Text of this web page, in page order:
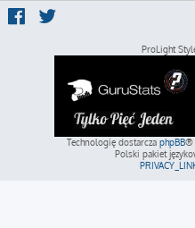
ProLight
Technologię dostarcza phpBB®
Polski pakiet